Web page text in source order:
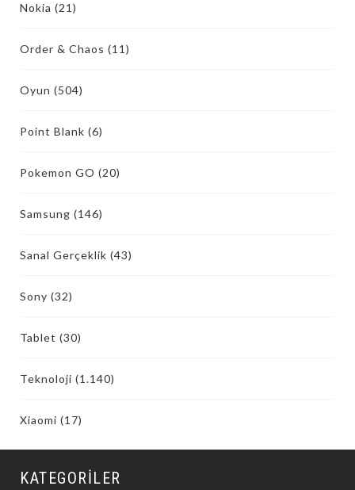
Nokia (21)
Order & Chaos (11)
Oyun (504)
Point Blank (6)
Pokemon GO (20)
Samsung (146)
Sanal Gerçeklik (43)
Sony (32)
Tablet (30)
Teknoloji (1.140)
Xiaomi (17)
KATEGORILER